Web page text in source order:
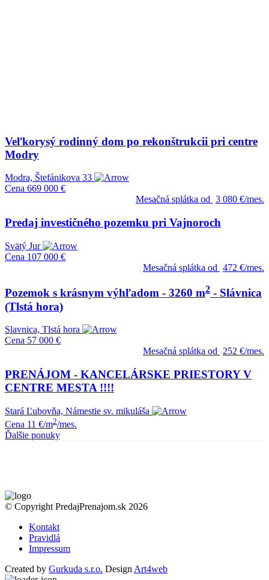
Veľkorysý rodinný dom po rekonštrukcii pri centre
Modry
Modra, Štefánikova 33
Cena 669 000 €
Mesačná splátka od 3 080 €/mes.
Predaj investičného pozemku pri Vajnoroch
Svätý Jur
Cena 107 000 €
Mesačná splátka od 472 €/mes.
Pozemok s krásnym výhľadom - 3260 m2 - Slávnica
(Tlstá hora)
Slavnica, Tlstá hora
Cena 57 000 €
Mesačná splátka od
252 €/mes.
PRENÁJOM - KANCELÁRSKE PRIESTORY V
CENTRE MESTA !!!!
Stará Ľubovňa, Námestie sv. mikuláša
Cena 11 €/m2/mes.
Ďalšie ponuky
© Copyright PredajPrenajom.sk 2026
Kontakt
Pravidlá
Impressum
Created by Gurkuda s.r.o. Design Art4web